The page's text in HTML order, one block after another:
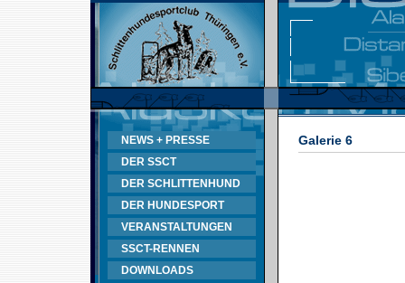
NEWS + PRESSE
DER SSCT
DER SCHLITTENHUND
DER HUNDESPORT
VERANSTALTUNGEN
SSCT-RENNEN
DOWNLOADS
Galerie 6